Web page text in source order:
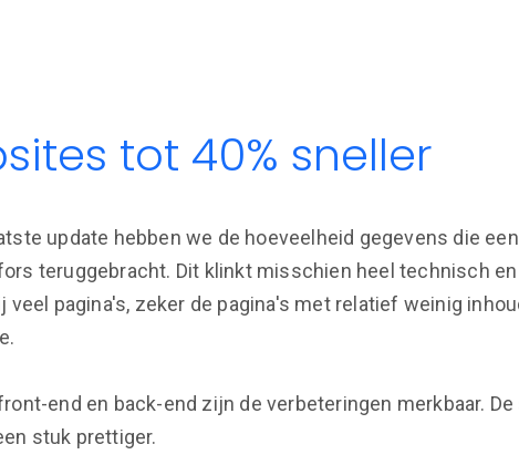
tot 40% sneller
update hebben we de hoeveelheid gegevens die
teruggebracht. Dit klinkt misschien heel technisch
veel pagina's, zeker de pagina's met relatief weinig
end en back-end zijn de verbeteringen merkbaar.
stuk prettiger.